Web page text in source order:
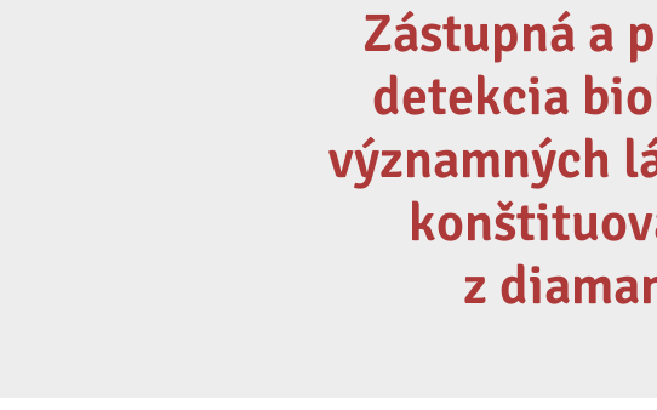
Zástupná a
detekcia
významných
z